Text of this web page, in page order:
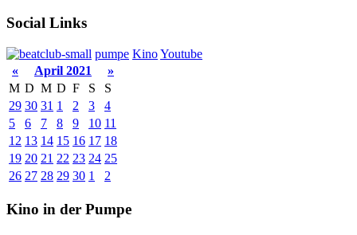
Social Links
pumpe KinoYoutube
«
April 2021
»
M D M D F S
S
29 30 31 1 2 3
4
5
6 7 8 9 10 11
12 13 14 15 16 17 18
19 20 21 22 23 24 25
26 27 28 29 30 1 2
Kino in der Pumpe